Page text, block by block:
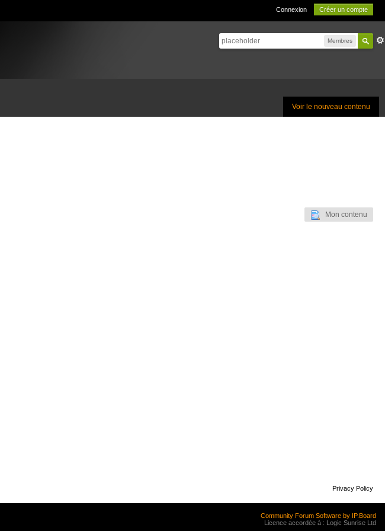
Connexion Créer un compte
Membres
Voir le nouveau contenu
Mon contenu
Privacy Policy
Community Forum Software by IP.Board
Licence accordée à : Logic Sunrise Ltd